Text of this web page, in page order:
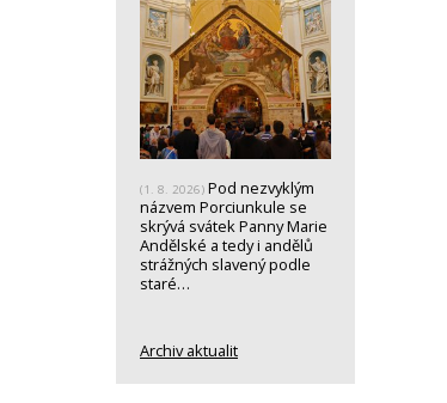
(1. 8. 2026) Pod nezvyklým
názvem Porciunkule se
skrývá svátek Panny Marie
Andělské a tedy i andělů
strážných slavený podle
staré…
Archiv aktualit